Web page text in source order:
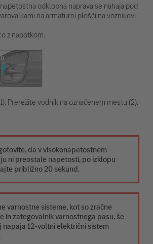
odklopna naprava se nahaja pod
na armaturni plošči na voznikovi
z napotkom.
Prerežite vodnik na označenem mestu (2).
da v visokonapetostnem
ni preostale napetosti, po izklopu
približno 20 sekund.
varnostne sisteme, kot so zračne
in zategovalnik varnostnega pasu, še
napaja 12-voltni električni sistem